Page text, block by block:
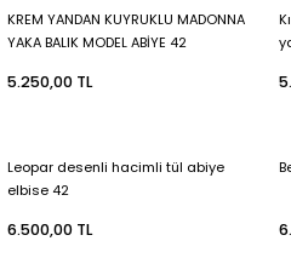
KREM YANDAN KUYRUKLU MADONNA
YAKA BALIK MODEL ABİYE 42
5.250,00 TL
Leopar desenli hacimli tül abiye
elbise 42
6.500,00 TL